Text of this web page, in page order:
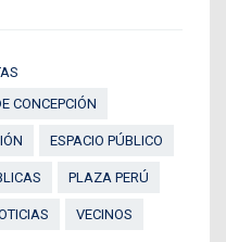
CONCEPCIÓN
ESPACIO PÚBLICO
PLAZA PERÚ
VECINOS